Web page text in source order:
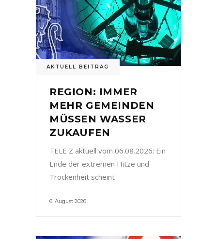
AKTUELL BEITRAG
REGION: IMMER
MEHR GEMEINDEN
MÜSSEN WASSER
ZUKAUFEN
TELE Z aktuell vom 06.08.2026: Ein
Ende der extremen Hitze und
Trockenheit scheint
6. August 2026